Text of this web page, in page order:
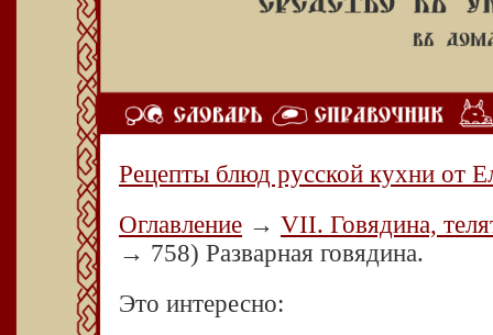
Рецепты блюд русской кухни от
Оглавление → VII. Говядина,
→ 758) Разварная говядина.
Это интересно: